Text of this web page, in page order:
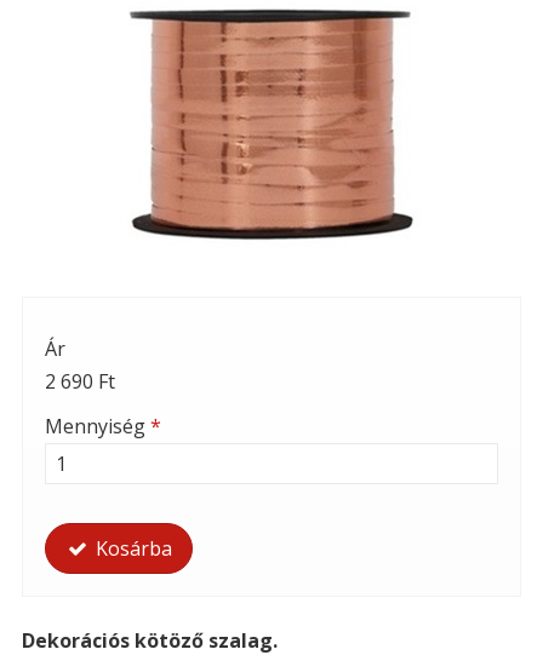
Ár
2 690 Ft
Mennyiség*
Kosárba
Dekorációs kötöző szalag.